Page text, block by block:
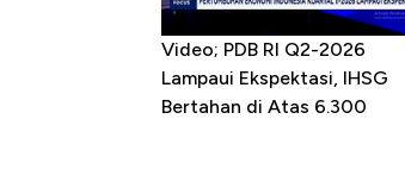
Video; PDB RI Q2-2026
Lampaui Ekspektasi, IHSG
Bertahan di Atas 6.300